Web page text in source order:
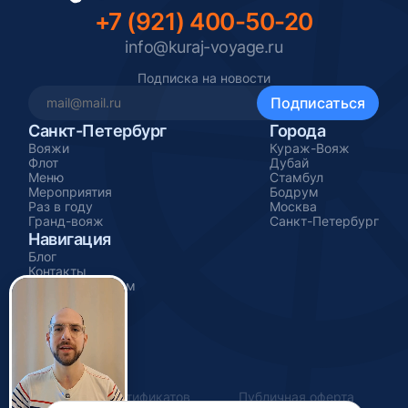
+7 (921) 400-50-20
info@kuraj-voyage.ru
Подписка на новости
Санкт-Петербург
Вояжи
Флот
Меню
Мероприятия
Раз в году
Гранд-вояж
Города
Кураж-Вояж
Дубай
Стамбул
Бодрум
Москва
Санкт-Петербург
Навигация
Блог
Контакты
Стать партнером
сертификаты
Оферта сертификатов
Публичная оферта